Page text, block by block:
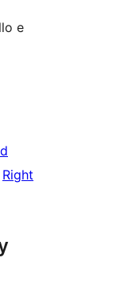
e
Right